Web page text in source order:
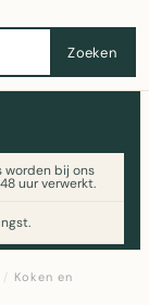
Zoeken
worden bij ons
uur verwerkt.
prijzen op
/ Koken en